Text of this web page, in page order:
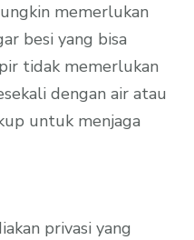
memerlukan
besi yang bisa
tidak memerlukan
dengan air atau
untuk menjaga
privasi yang